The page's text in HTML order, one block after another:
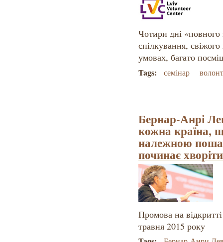
Чотири дні «повного
спілкування,
умовах, багато
Tags: семінар
Бернар-Анрі
кожна країна,
належною
починає
Промова на
травня 2015 року